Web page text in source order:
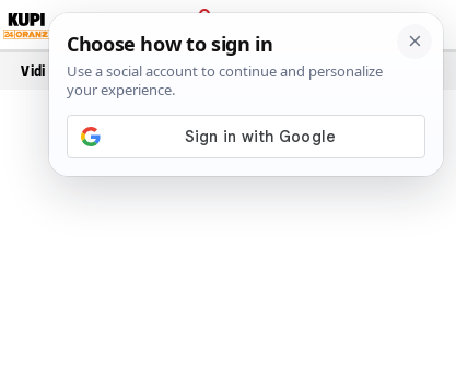
PRIJAVA
Vidi još…